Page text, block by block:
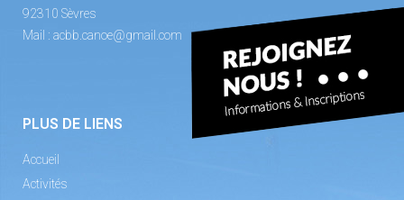
92310 Sèvres
Mail : acbb.canoe@gmail.com
PLUS DE LIENS
Accueil
Activités